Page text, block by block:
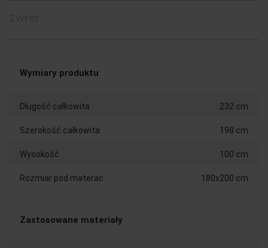
Wymiary produktu
Długość całkowita 232 cm
Szerokość całkowita 198 cm
Wysokość 100 cm
Rozmiar pod materac 180x200 cm
Zastosowane materiały